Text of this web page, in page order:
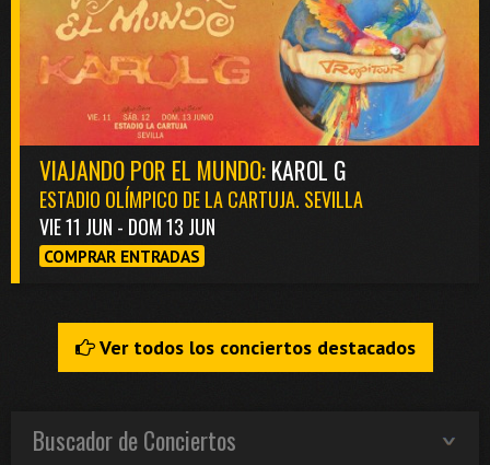
VIAJANDO POR EL MUNDO:KAROL G
ESTADIO OLÍMPICO DE LA CARTUJA. SEVILLA
VIE 11 JUN - DOM 13 JUN
COMPRAR ENTRADAS
Ver todos los conciertos destacados
Buscador de Conciertos